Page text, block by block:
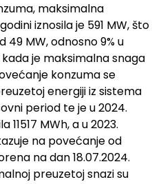
maksimalna
iznosila je 591 MW, što
MW, odnosno 9% u
je maksimalna snaga
konzuma se
energiji iz sistema
period te je u 2024.
MWh, a u 2023.
na povećanje od
na dan 18.07.2024.
preuzetoj snazi su